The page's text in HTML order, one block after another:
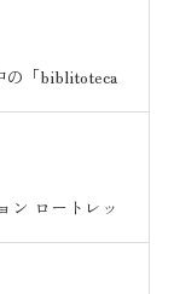
「biblitoteca
ン ロートレッ